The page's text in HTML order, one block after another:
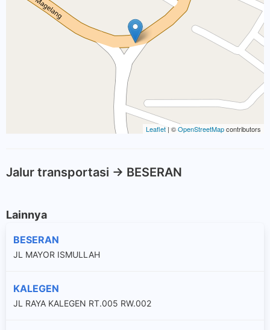
Leaflet | ©OpenStreetMapcontributors
Jalur transportasi -> BESERAN
Lainnya
BESERAN
JL MAYOR ISMULLAH
KALEGEN
JL RAYA KALEGEN RT.005 RW.002